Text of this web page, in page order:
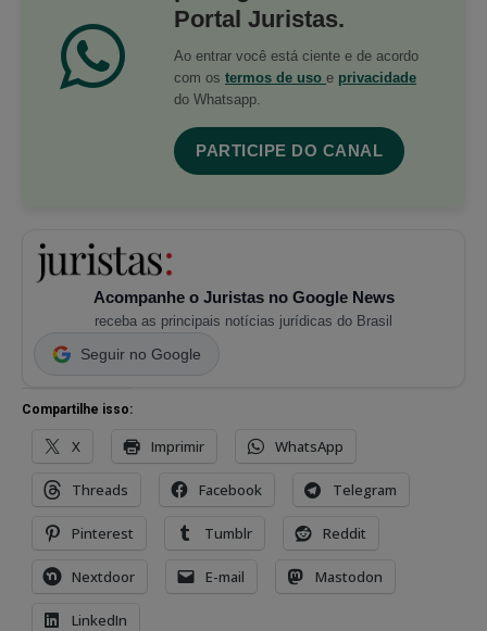
Portal Juristas.
Ao entrar você está ciente e de acordo
com os termos de uso e privacidade
do Whatsapp.
PARTICIPE DO CANAL
Acompanhe o Juristas no Google News
receba as principais notícias jurídicas do Brasil
Seguir no Google
Compartilhe isso:
X Imprimir WhatsApp
Threads Facebook Telegram
Pinterest Tumblr Reddit
Nextdoor E-mail Mastodon
LinkedIn